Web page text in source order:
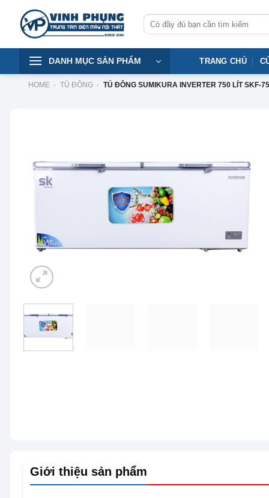
content
Tìm
kiếm:
DANH MỤC SẢN PHẨM TRANG CHỦ
HOME - TỦ ĐÔNG - TỦ ĐÔNG SUMIKURA INVERTER 750 LÍT SKF-
Giới thiệu sản phẩm